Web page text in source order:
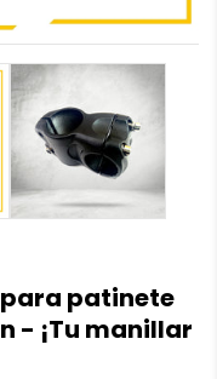
patinete
- ¡Tu manillar